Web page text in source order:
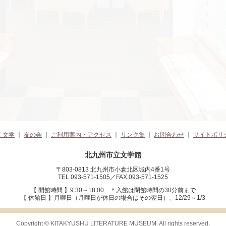
文学 友の会 ご利用案内・アクセス リンク集 お問合わせ サイトポリ
北九州市立文学館
〒803-0813 北九州市小倉北区城内4番1号
TEL 093-571-1505／FAX 093-571-1525
【 開館時間 】9:30～18:00
＊入館は閉館時間の30分前まで
【 休館日 】月曜日（月曜日が休日の場合はその翌日）、12/29～1/3
Copyright © KITAKYUSHU LITERATURE MUSEUM. All rights reserved.